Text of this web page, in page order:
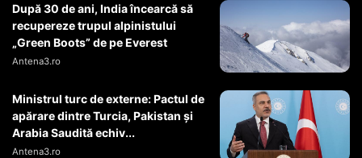
După 30 de ani, India încearcă să
recupereze trupul alpinistului
„Green Boots” de pe Everest
Antena3.ro
Ministrul turc de externe: Pactul de
apărare dintre Turcia, Pakistan şi
Arabia Saudită echiv...
Antena3.ro